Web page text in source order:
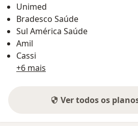
Unimed
Bradesco Saúde
Sul América Saúde
Amil
Cassi
+6 mais
Ver todos os